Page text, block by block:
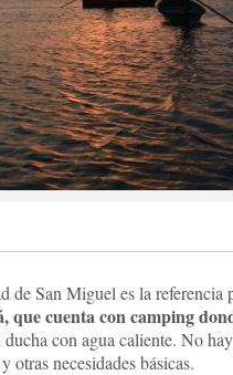
de San Miguel es la referencia
que cuenta con camping
ducha con agua caliente. No
otras necesidades básicas.